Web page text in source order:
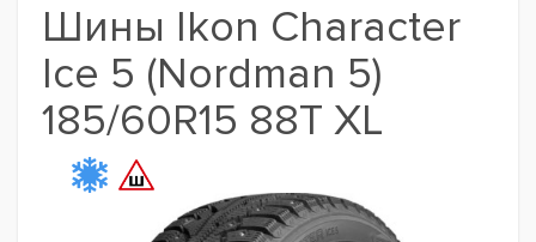
Шины Ikon Character
Ice 5 (Nordman 5)
185/60R15 88T XL